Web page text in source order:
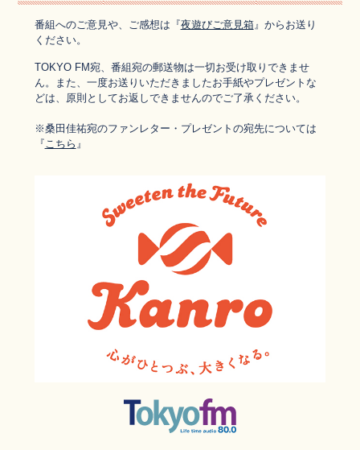
番組へのご意見や、ご感想は『夜遊びご意見箱』からお送り
ください。
TOKYO FM宛、番組宛の郵送物は一切お受け取りできませ
ん。また、一度お送りいただきましたお手紙やプレゼントな
どは、原則としてお返しできませんのでご了承ください。
※桑田佳祐宛のファンレター・ プレゼントの宛先については
『こちら 』